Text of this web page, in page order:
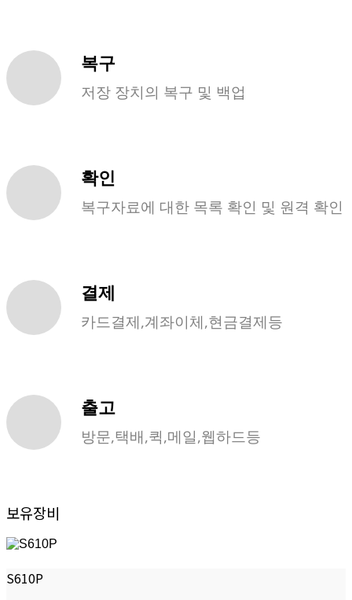
복구
저장 장치의 복구 및 백업
확인
복구자료에 대한 목록 확인 및 원격 확인
결제
카드결제,계좌이체,현금결제등
출고
방문,택배,퀵,메일,웹하드등
보유장비
S610P